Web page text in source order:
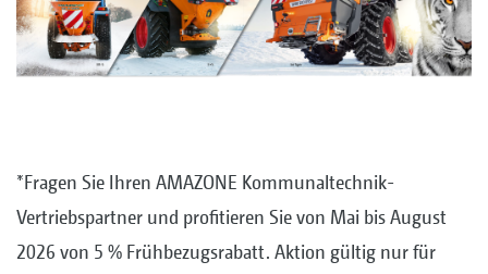
*Fragen Sie Ihren AMAZONE Kommunaltechnik-
Vertriebspartner und profitieren Sie von Mai bis August
2026 von 5 % Frühbezugsrabatt. Aktion gültig nur für